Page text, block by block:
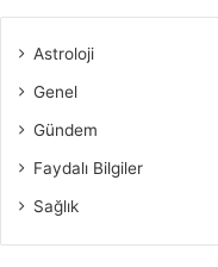
Astroloji
Genel
Gündem
Faydalı Bilgiler
Sağlık